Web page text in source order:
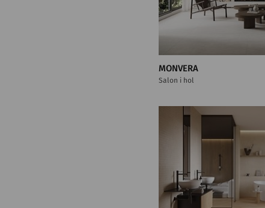
MONVERA
Salon i hol